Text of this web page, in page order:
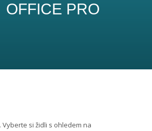
OFFICE PRO
si židli s ohledem na